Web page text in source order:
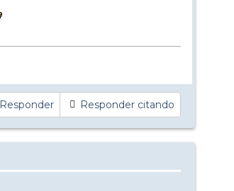
Responder Responder citando